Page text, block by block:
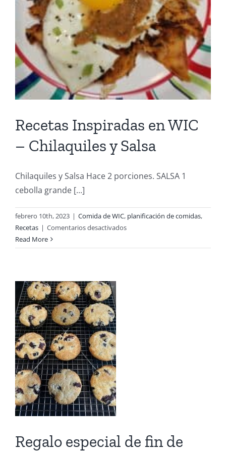
Recetas Inspiradas en WIC
– Chilaquiles y Salsa
Chilaquiles y Salsa Hace 2 porciones. SALSA 1
cebolla grande [...]
febrero 10th, 2023 | Comida de WIC, planificación de comidas,
Recetas | Comentarios desactivadosen
Inspiradas
Read More
Regalo especial de fin de